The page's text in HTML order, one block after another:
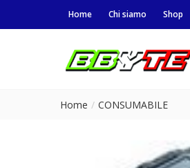
Home Chi siamo Shop
Home CONSUMABILE